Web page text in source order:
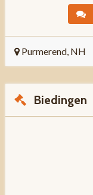
Purmerend, NH
Biedingen